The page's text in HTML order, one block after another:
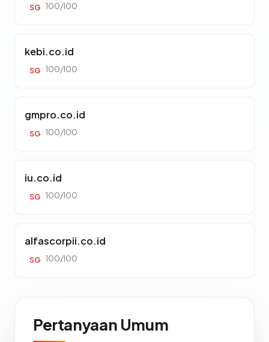
SG 100/100
kebi.co.id
SG 100/100
gmpro.co.id
SG 100/100
iu.co.id
SG 100/100
alfascorpii.co.id
SG 100/100
Pertanyaan Umum